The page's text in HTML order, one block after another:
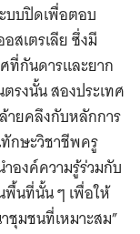
บบปิดเพื่อตอบ
สเตรเลีย ซึ่งมี
ที่กันดารและยาก
รงนั้น สองประเทศ
ายคลึงกับหลักการ
กษะวิชาชีพครู
องค์ความรู้ร่วมกับ
พื้นที่นั้น ๆ เพื่อให้
ชุมชนที่เหมาะสม”